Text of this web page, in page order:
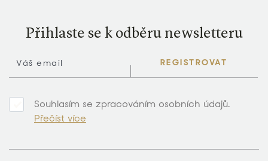
Přihlaste se k odběru newsletteru
REGISTROVAT
Souhlasím se zpracováním osobních údajů.
Přečíst více